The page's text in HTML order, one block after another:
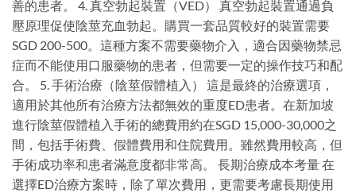
善的患者。 4. 真空勃起裝置（VED） 真空勃起裝置通過負
壓原理促使陰莖充血勃起。購買一套品質較好的裝置需要
SGD 200-500。這種方案不需要藥物介入，適合因藥物禁忌
症而不能使用口服藥物的患者，但需要一定的操作技巧和配
合。 5. 手術治療（陰莖假體植入） 這是最終的治療選項，
適用於其他所有治療方法都無效的重度ED患者。在新加坡
進行陰莖假體植入手術的總費用約在SGD 15,000-30,000之
間，包括手術費、假體費用和住院費用。雖然費用較高，但
手術成功率和患者滿意度都非常高。 長期治療成本考量 在
選擇ED治療方案時，除了單次費用，更需要考慮長期使用